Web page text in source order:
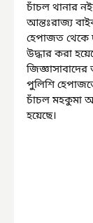
চাঁচল থানার
আন্তঃরাজ্য
হেপাজত থেকে
উদ্ধার করা
পুলিশি
চাঁচল মহকুমা
হয়েছে।